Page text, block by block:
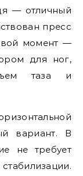
— отличный
пресс
момент —
для ног,
таза и
вариант. В
не требует